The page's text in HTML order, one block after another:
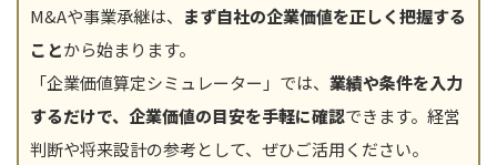
M&Aや事業承継は、 まず自社の企業価値を正しく把握する
ことから始まります。
「企業価値算定シミュレーター」では、 業績や条件を入力
するだけで、企業価値の目安を手軽に確認できます。経営
判断や将来設計の参考として、ぜひご活用ください。